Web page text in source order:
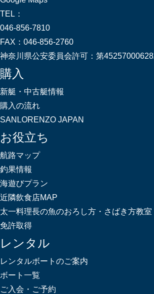
TEL：
046-856-7810
FAX： 046-856-2760
神奈川県公安委員会許可： 第
購入
新艇・中古艇情報
購入の流れ
SANLORENZO JAPAN
お役立ち
航路マップ
釣果情報
海遊びプラン
近隣飲食店MAP
太一料理長の魚のおろし方・さばき方教室
免許取得
レンタル
レンタルボートのご案内
ボート一覧
ご入会・ご予約